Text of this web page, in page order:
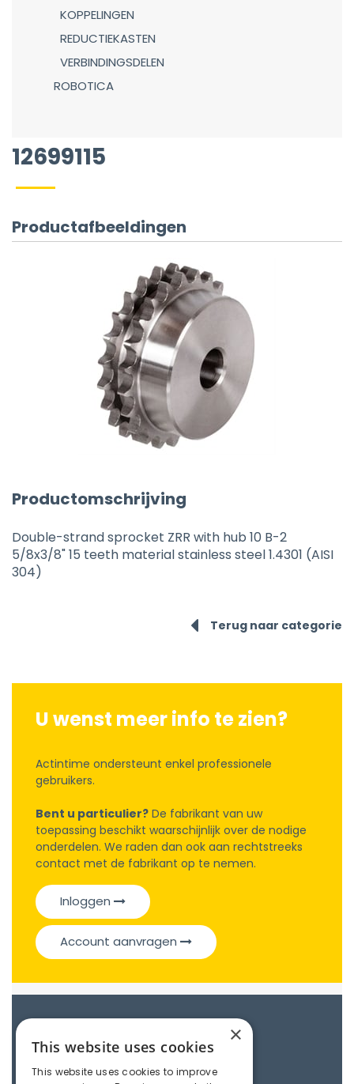
KOPPELINGEN
REDUCTIEKASTEN
VERBINDINGSDELEN
ROBOTICA
12699115
Productafbeeldingen
Productomschrijving
Double-strand sprocket ZRR with hub 10 B-2
5/8x3/8" 15 teeth material stainless steel 1.4301 (AISI
304)
Terug naar categorie
U wenst meer info te zien?
Actintime ondersteunt enkel professionele
gebruikers.
Bent u particulier? De fabrikant van uw
toepassing beschikt waarschijnlijk over de nodige
onderdelen. We raden dan ook aan rechtstreeks
contact met de fabrikant op te nemen.
Inloggen
Account aanvragen
Roller chains
×
This website uses cookies
This website uses cookies to improve